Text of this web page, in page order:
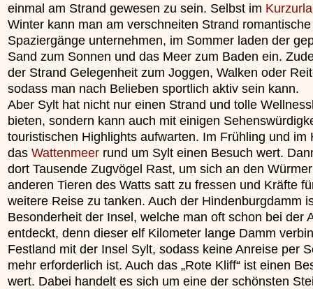
einmal am Strand gewesen zu sein. Selbst im
Winter kann man am verschneiten Strand romantische
Spaziergänge unternehmen, im Sommer laden der
Sand zum Sonnen und das Meer zum Baden ein.
der Strand Gelegenheit zum Joggen, Walken oder
sodass man nach Belieben sportlich aktiv sein kann.
Aber Sylt hat nicht nur einen Strand und tolle
bieten, sondern kann auch mit einigen
touristischen Highlights aufwarten. Im Frühling und im
das Wattenmeer rund um Sylt einen Besuch wert.
dort Tausende Zugvögel Rast, um sich an den
anderen Tieren des Watts satt zu fressen und Kräfte
weitere Reise zu tanken. Auch der Hindenburgdamm
Besonderheit der Insel, welche man oft schon bei der
entdeckt, denn dieser elf Kilometer lange Damm
Festland mit der Insel Sylt, sodass keine Anreise per
mehr erforderlich ist. Auch das „Rote Kliff“ ist einen
wert. Dabei handelt es sich um eine der schönsten